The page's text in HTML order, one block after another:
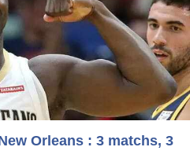
Orleans : 3 matchs, 3